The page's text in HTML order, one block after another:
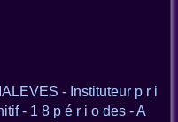
- Instituteur p r i
- 1 8 p é r i o des - A